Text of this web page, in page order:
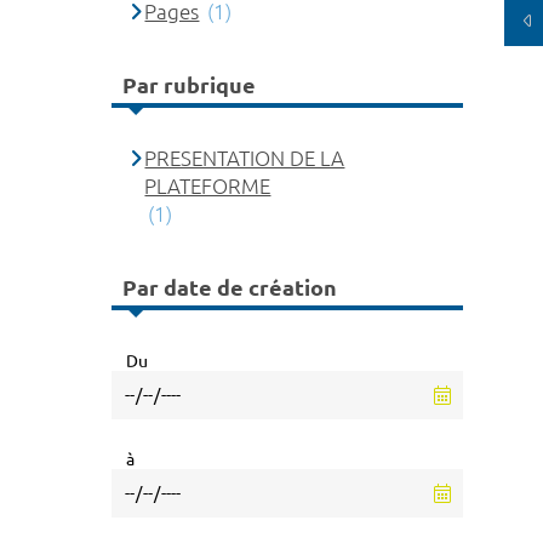
Pages (1)
Par rubrique
PRESENTATION DE LA
PLATEFORME
(1)
Par date de création
Du
à